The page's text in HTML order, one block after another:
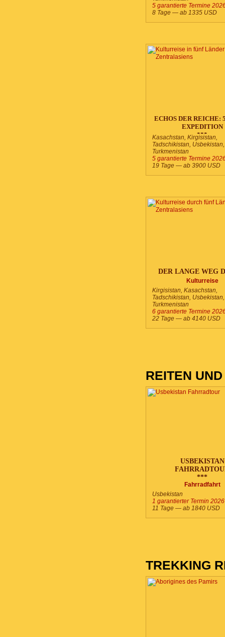
5 garantierte Termine
8 Tage — ab 1335 USD
ECHOS DER REICHE:
EXPEDITION
***
Kasachstan, Kirgisistan,
Tadschikistan, Usbekistan,
Turkmenistan
5 garantierte Termine
19 Tage — ab 3900 USD
DER LANGE WEG
DIE 5 STANS
***
Kulturreise
Kirgisistan, Kasachstan,
Tadschikistan, Usbekistan,
Turkmenistan
6 garantierte Termine
22 Tage — ab 4140 USD
REITEN
USBEKISTAN
***
Fahrradfahrt
Usbekistan
1 garantierter Termin 2026
11 Tage — ab 1840 USD
TREKKING